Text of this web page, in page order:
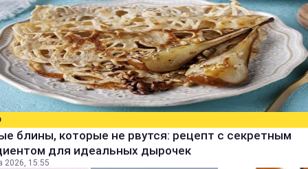
блины, которые не рвутся: рецепт с секретным
для идеальных дырочек
2026, 15:55